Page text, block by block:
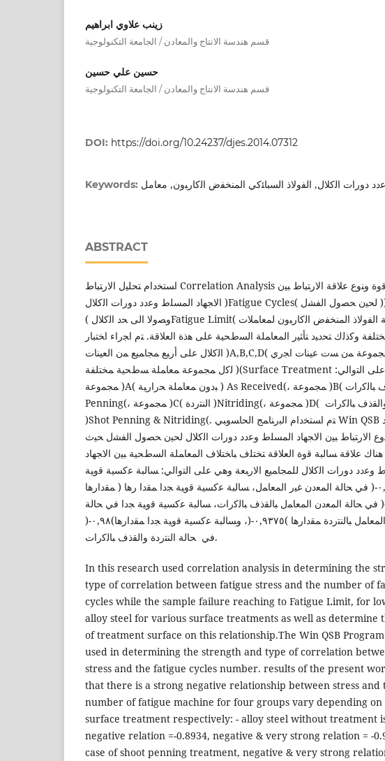
زينب علاوي ابراهيم
قسم هندسة الانتاج والمعادن / الجامعة التكنولوجية
حسين علي حسين
قسم هندسة الانتاج والمعادن / الجامعة التكنولوجية
DOI: https://doi.org/10.24237/djes.2014.07312
Keywords: دورات اﻟﻛﻼل, اﻟﻔوﻻذ اﻟﺴﺒﺎﺌﻛﻲ اﻟﻤﻨﺨﻔض اﻟﻛﺎرﺒون, معامل
ABSTRACT
اﺴﺘﺨدام ﺘﺤﻠﯿل اﻻرﺘﺒﺎط Correlation Analysis ﻓﻲ ﺘﺤدﯿد ﻗوة وﻨوع ﻋﻼﻗﺔ اﻻرﺘﺒﺎط ﺒﯿن
اﻻﺠﻬﺎد اﻟﻤﺴﻠط وﻋدد دورات اﻟﻛﻼل )Fatigue Cycles( ﻟﺤﯿن ﺤﺼول اﻟﻔﺸل )ﻛﺴر اﻟﻌﯿﻨﺔ(
وﺼوﻻ اﻟﻰ ﺤد اﻟﻛﻼل )Fatigue Limit( ﻟﺴﺒﯿﻛﺔ اﻟﻔوﻻذ اﻟﻤﻨﺨﻔض اﻟﻛﺎرﺒون ﻟﻤﻌﺎﻤﻼت
وﻛذﻟك ﺘﺤدﯿد ﺘﺄﺜﯿر اﻟﻤﻌﺎﻤﻠﺔ اﻟﺴطﺤﯿﺔ ﻋﻠﻰ ﻫذة اﻟﻌﻼﻗﺔ. ﺘم اﺠراء اﺨﺘﺒﺎر
اﻟﻛﻼل ﻋﻠﻰ أرﺒﻊ ﻤﺠﺎﻤﯿﻊ ﻤن اﻟﻌﯿﻨﺎت )A,B,C,D( ﺘﺘﻛون ﻛل ﻤﺠﻤوﻋﺔ ﻤن ﺴت ﻋﯿﻨﺎت اﺠري
ﻟﻛل ﻤﺠﻤوﻋﺔ ﻤﻌﺎﻤﻠﺔ ﺴطﺤﯿﺔ ﻤﺨﺘﻠﻔﺔ )(Surface Treatment ﻫﻲ ﻋﻠﻰ اﻟﺘواﻟﻲ:
ﻤﺠﻤوﻋﺔ )A( ﺒدون ﻤﻌﺎﻤﻠﺔ ﺤرارﯿﺔ ) As Received(، ﻤﺠﻤوﻋﺔ )B( اﻟﻘذف ﺒﺎﻟﻛرات) Shot
Penning(، ﻤﺠﻤوﻋﺔ )C( اﻟﻨﺘردة )Nitriding(، ﻤﺠﻤوﻋﺔ )D( اﻟﻨﺘردة واﻟﻘذف ﺒﺎﻟﻛرات
)Shot Penning & Nitriding(. ﺘم اﺴﺘﺨدام اﻟﺒرﻨﺎﻤﺞ اﻟﺤﺎﺴوﺒﻲ Win QSB ﻓﻲ ﺘﺤدﯿد
اﻻرﺘﺒﺎط ﺒﯿن اﻻﺠﻬﺎد اﻟﻤﺴﻠط وﻋدد دورات اﻟﻛﻼل ﻟﺤﯿن ﺤﺼول اﻟﻔﺸل ﺤﯿث
ﻋﻼﻗﺔ ﺴﺎﻟﺒﺔ ﻗوة اﻟﻌﻼﻗﺔ ﺘﺨﺘﻠف ﺒﺎﺨﺘﻼف اﻟﻤﻌﺎﻤﻠﺔ اﻟﺴطﺤﯿﺔ ﺒﯿن اﻻﺠﻬﺎد
وﻋدد دورات اﻟﻛﻼل ﻟﻠﻤﺠﺎﻤﯿﻊ اﻻرﺒﻌﺔ وﻫﻲ ﻋﻠﻰ اﻟﺘواﻟﻲ: ﺴﺎﻟﺒﺔ ﻋﻛﺴﯿﺔ ﻗوﯿﺔ
ﻤﻘدارﻫﺎ ) ٠,٨٩٣٤-( ﻓﻲ ﺤﺎﻟﺔ اﻟﻤﻌدن ﻏﯿر اﻟﻤﻌﺎﻤل، ﺴﺎﻟﺒﺔ ﻋﻛﺴﯿﺔ ﻗوﯿﺔ ﺠدا ﻤﻘدا رﻫﺎ
( ﻓﻲ ﺤﺎﻟﺔ اﻟﻤﻌدن اﻟﻤﻌﺎﻤل ﺒﺎﻟﻘذف ﺒﺎﻟﻛرات، ﺴﺎﻟﺒﺔ ﻋﻛﺴﯿﺔ ﻗوﯿﺔ ﺠدا ﻓﻲ ﺤﺎﻟﺔ
اﻟﻤﻌدن اﻟﻤﻌﺎﻤل ﺒﺎﻟﻨﺘردة ﻤﻘدارﻫﺎ )٠,٩٣٧٥-(، وﺴﺎﻟﺒﺔ ﻋﻛﺴﯿﺔ ﻗوﯿﺔ ﺠدا ﻤﻘدارﻫﺎ)٠,٩٨-(
ﻓﻲ ﺤﺎﻟﺔ اﻟﻨﺘردة واﻟﻘذف ﺒﺎﻟﻛرات.
In this research used correlation analysis in determining the
type of correlation between fatigue stress and the number of
cycles while the sample failure reaching to Fatigue Limit, for
alloy steel for various surface treatments as well as determine
of treatment surface on this relationship.The Win QSB
used in determining the strength and type of correlation
stress and the fatigue cycles number. results of the present
that there is a strong negative relationship between stress and
number of fatigue machine for four groups vary depending on
surface treatment respectively: - alloy steel without treatment
negative relation =-0.8934, negative & very strong relation = -
case of shoot penning treatment, negative & very strong